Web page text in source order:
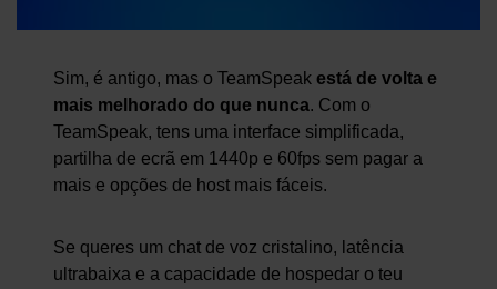
Sim, é antigo, mas o TeamSpeak está de volta e
mais melhorado do que nunca. Com o
TeamSpeak, tens uma interface simplificada,
partilha de ecrã em 1440p e 60fps sem pagar a
mais e opções de host mais fáceis.
Se queres um chat de voz cristalino, latência
ultrabaixa e a capacidade de hospedar o teu